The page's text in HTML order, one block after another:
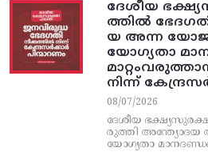
ദേശീയ
ത്തിൽ
യ അന്ന
യോഗ്യതാ
നിന്ന്‌
08/07/2026
ദേശീയ
രുത്തി അന്ത്യോദയ
യോഗ്യതാ